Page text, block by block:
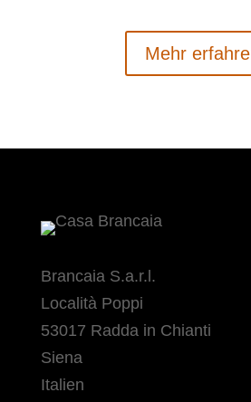
Mehr
Brancaia S.a.r.l.
Località Poppi
53017 Radda in Chianti
Siena
Italien